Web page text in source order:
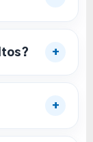
a la
+
La
+
de la